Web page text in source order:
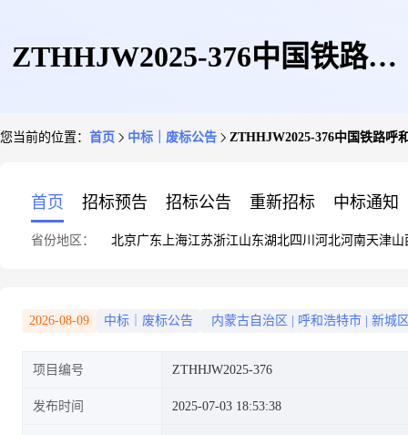
ZTHHJW2025-376中国铁路呼
流标公告
您当前的位置： 首页 中标｜废标公告 ZTHHJW2025-376中国铁路呼
首页 招标预告 招标公告 重新招标 中标通知
省份地区： 北京广东 上海江苏浙江山东湖北四川 河北河南天津山
2026-08-09 中标｜废标公告 内蒙古自治区 呼和浩特市 新城
项目编号 ZTHHJW2025-376
发布时间 2025-07-03 18:53:38